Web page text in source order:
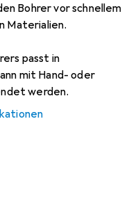
Bohrer vor schnellem
Materialien.
passt in
mit Hand- oder
werden.